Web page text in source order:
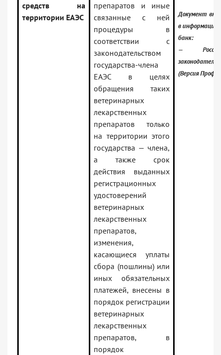
средств на
территории ЕАЭС
препаратов и иные
связанные с ней
процедуры в
соответствии с
законодательством
государства-члена
ЕАЭС в целях
обращения таких
ветеринарных
лекарственных
препаратов только
на территории этого
государства — члена,
а также срок
действия выданных
регистрационных
удостоверений
ветеринарных
лекарственных
препаратов,
изменения,
касающиеся уплаты
сбора (пошлины) или
иных обязательных
платежей, внесены в
порядок регистрации
ветеринарных
лекарственных
препаратов, в
порядок
Документ
в
банк:
—
(Версия Проф)